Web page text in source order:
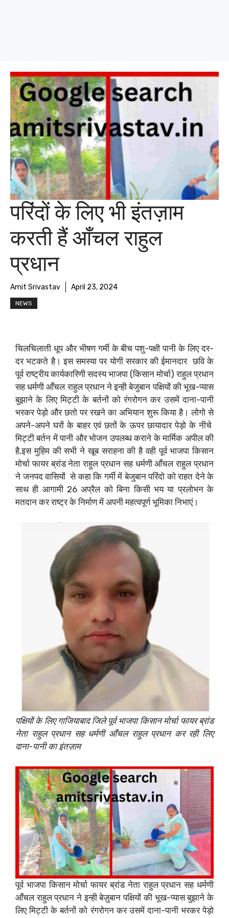
परिंदों के लिए भी इंतज़ाम
करती हैं आँचल राहुल
प्रधान
Amit Srivastav April 23, 2024
NEWS
चिलचिलाती धूप और भीषण गर्मी के बीच पशु-पक्षी पानी के लिए दर-
दर भटकते है। इस समस्या पर योगी सरकार की ईमानदार छवि के
पूर्व राष्ट्रीय कार्यकारिणी सदस्य भाजपा (किसान मोर्चा) राहुल प्रधान
सह धर्मणी आँचल राहुल प्रधान ने इन्ही बेजुबान पक्षियों की भूख-प्यास
बुझाने के लिए मिट्टी के बर्तनों को रंगरोगन कर उसमें दाना-पानी
भरकर पेड़ो और छतो पर रखने का अभियान शुरू किया है। लोगो से
अपने-अपने घरों के बाहर एवं छतों के ऊपर छायादार पेड़ो के नीचे
मिट्टी बर्तन में पानी और भोजन उपलब्ध कराने के मार्मिक अपील की
है,इस मुहिम की सभी ने खूब सराहना की है वही पूर्व भाजपा किसान
मोर्चा फायर ब्रांड नेता राहुल प्रधान सह धर्मणी आँचल राहुल प्रधान
ने जनपद वासियों से कहा कि गर्मी में बेजुबान परिंदो को राहत देने के
साथ ही आगामी 26 अप्रैल को बिना किसी भय या प्रलोभन के
मतदान कर राष्ट्र के निर्माण में अपनी महत्वपूर्ण भूमिका निभाएं।
पक्षियों के लिए गाजियाबाद जिले पूर्व भाजपा किसान मोर्चा फायर ब्रांड
नेता राहुल प्रधान सह धर्मणी आँचल राहुल प्रधान कर रही लिए
दाना-पानी का इंतज़ाम
पूर्व भाजपा किसान मोर्चा फायर ब्रांड नेता राहुल प्रधान सह धर्मणी
आँचल राहुल प्रधान ने इन्ही बेज़ुबान पक्षियों की भूख-प्यास बुझाने के
लिए मिट्टी के बर्तनों को रंगरोगन कर उसमें दाना-पानी भरकर पेड़ो